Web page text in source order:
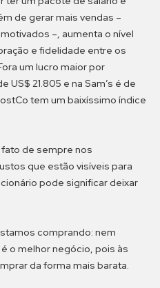
de gerar mais vendas –
–, aumenta o nível
e fidelidade entre os
um lucro maior por
US$ 21.805 e na Sam’s é de
tem um baixíssimo índice
fato de sempre nos
que estão visíveis para
pode significar deixar
comprando: nem
o melhor negócio, pois às
da forma mais barata.